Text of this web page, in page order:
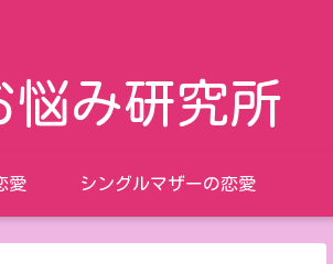
悩み研究所
愛 シングルマザーの恋愛